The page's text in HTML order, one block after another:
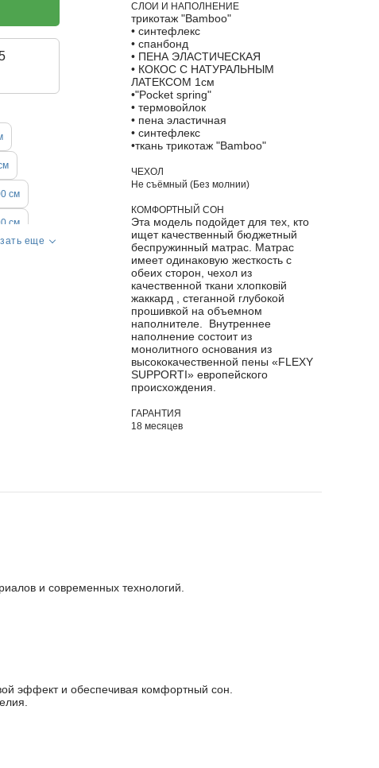
см
см
еще
СЛОИ И НАПОЛНЕНИЕ
трикотаж "Bamboo"
• синтефлекс
• спанбонд
• ПЕНА ЭЛАСТИЧЕСКАЯ
• КОКОС С НАТУРАЛЬНЫМ
ЛАТЕКСОМ 1см
•"Pocket spring"
• термовойлок
• пена эластичная
• синтефлекс
•ткань трикотаж "Bamboo"
ЧЕХОЛ
Не съёмный (Без молнии)
КОМФОРТНЫЙ СОН
Эта модель подойдет для тех, кто
ищет качественный бюджетный
беспружинный матрас. Матрас
имеет одинаковую жесткость с
обеих сторон, чехол из
качественной ткани хлопковій
жаккард , стеганной глубокой
прошивкой на объемном
наполнителе. Внутреннее
наполнение состоит из
монолитного основания из
высококачественной пены «FLEXY
SUPPORTI» европейского
происхождения.
ГАРАНТИЯ
18 месяцев
и современных технологий.
эффект и обеспечивая комфортный сон.